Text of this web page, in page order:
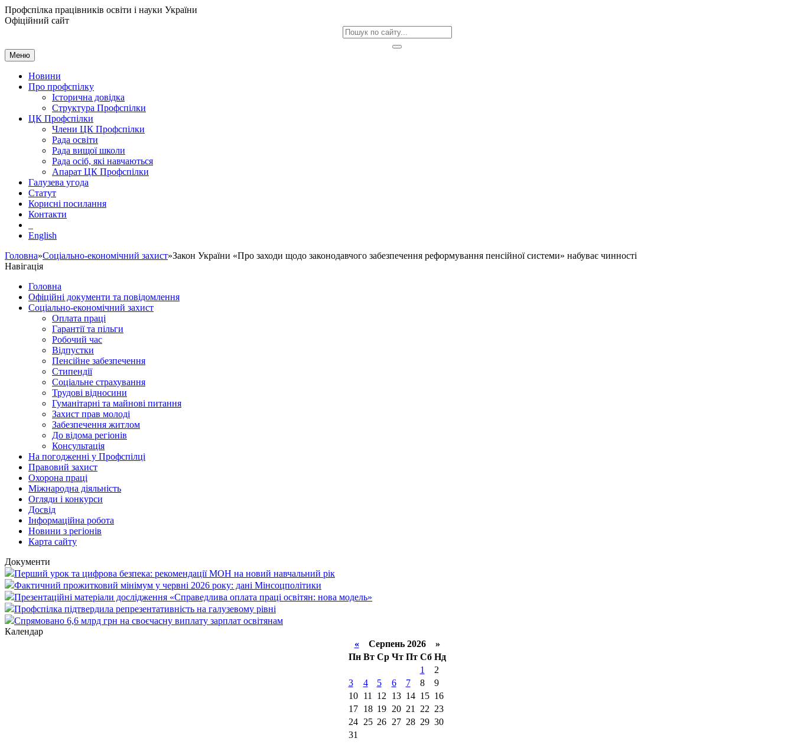
Профспілка працівників освіти і науки України
Офіційний сайт
Меню
Новини
Про профспілку
Історична довідка
Структура Профспілки
ЦК Профспілки
Члени ЦК Профспілки
Рада освіти
Рада вищої школи
Рада осіб, які навчаються
Апарат ЦК Профспілки
Галузева угода
Статут
Корисні посилання
Контакти
English
Головна»Соціально-економічний захист»Закон України «Про заходи щодо законодавчого забезпечення реформування пенсійної системи» набуває чинності
Навігація
Головна
Офіційні документи та повідомлення
Соціально-економічний захист
Оплата праці
Гарантії та пільги
Робочий час
Відпустки
Пенсійне забезпечення
Стипендії
Соціальне страхування
Трудові відносини
Гуманітарні та майнові питання
Захист прав молоді
Забезпечення житлом
До відома регіонів
Консультація
На погодженні у Профспілці
Правовий захист
Охорона праці
Міжнародна діяльність
Огляди і конкурси
Досвід
Інформаційна робота
Новини з регіонів
Карта сайту
Документи
Перший урок та цифрова безпека: рекомендації МОН на новий навчальний рік
Фактичний прожитковий мінімум у червні 2026 року: дані Мінсоцполітики
Презентаційні матеріали дослідження «Справедлива оплата праці освітян: нова модель»
Профспілка підтвердила репрезентативність на галузевому рівні
Спрямовано 6,6 млрд грн на своєчасну виплату зарплат освітянам
Календар
«Серпень 2026 »
Пн Вт Ср Чт Пт Сб Нд
1
2
3
4 5 6 7 8
9
10
11 12 13 14 15 16
17
18 19 20 21 22 23
24
25 26 27 28 29 30
31